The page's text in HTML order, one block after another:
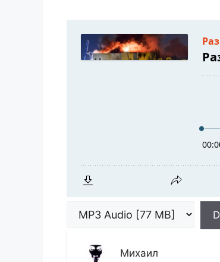
Михаил